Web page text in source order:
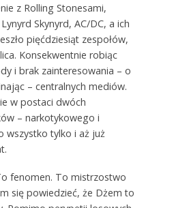
z Rolling Stonesami,
Skynyrd, AC/DC, a ich
pięćdziesiąt zespołów,
Konsekwentnie robiąc
i brak zainteresowania – o
– centralnych mediów.
w postaci dwóch
– narkotykowego i
wszystko tylko i aż już
fenomen. To mistrzostwo
się powiedzieć, że Dżem to